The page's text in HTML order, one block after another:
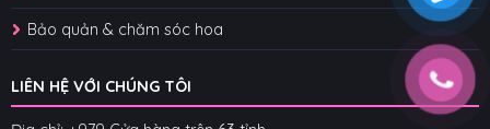
Bảo quản & chăm sóc hoa
LIÊN HỆ VỚI CHÚNG TÔI